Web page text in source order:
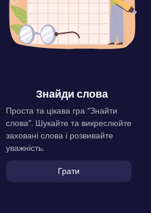
Знайди слова
Проста та цікава гра “Знайти
слова”. Шукайте та викреслюйте
заховані слова і розвивайте
уважність.
Грати